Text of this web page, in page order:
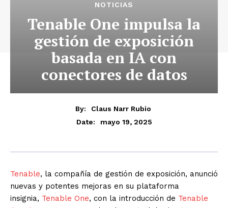
NOTICIAS
Tenable One impulsa la
gestión de exposición
basada en IA con
conectores de datos
By:
Claus Narr Rubio
Date:
mayo 19, 2025
Tenable, la compañía de gestión de exposición, anunció
nuevas y potentes mejoras en su plataforma
insignia, Tenable One, con la introducción de Tenable